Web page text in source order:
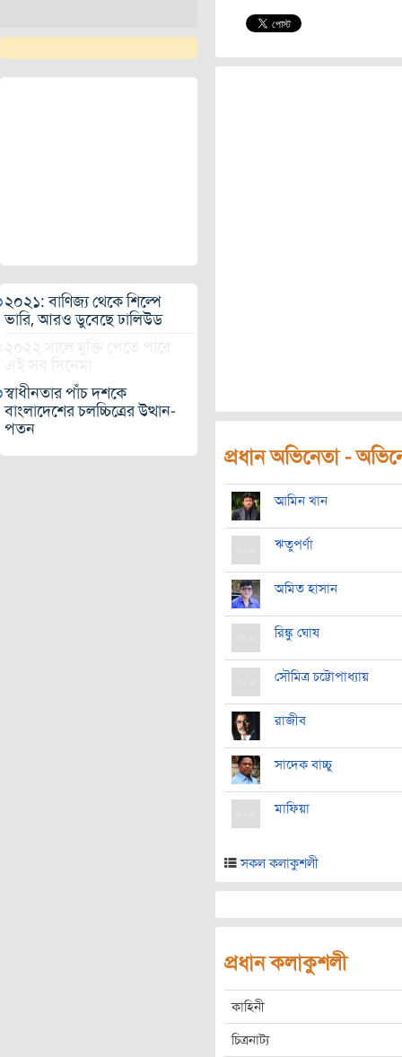
২০২১: বাণিজ্য থেকে শিল্পে
ভারি, আরও ডুবেছে ঢালিউড
স্বাধীনতার পাঁচ দশকে
বাংলাদেশের চলচ্চিত্রের উত্থান-
পতন
প্রধান অভিনেতা -
আমিন খান
ঋতুপর্ণা
অমিত হাসান
রিঙ্কু ঘোষ
সৌমিত্র চট্টোপাধ্যায়
রাজীব
সাদেক বাচ্চু
মাফিয়া
সকল কলাকুশলী
প্রধান কলাকুশলী
কাহিনী
চিত্রনাট্য